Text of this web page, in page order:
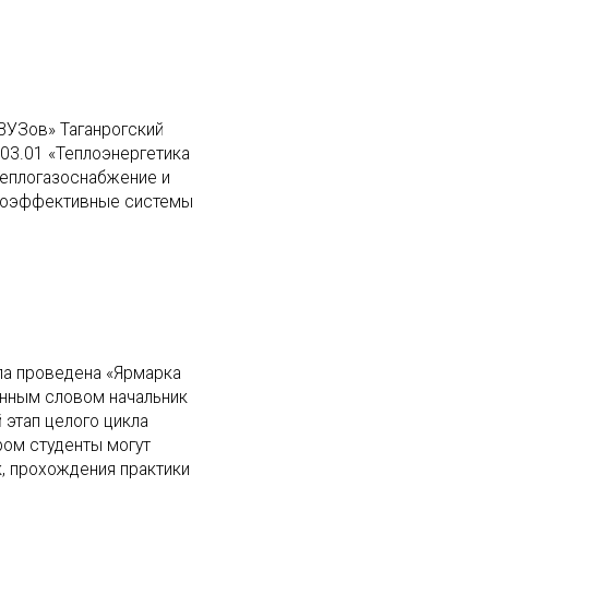
Таганрогский
«Теплоэнергетика
и
системы
проведена «Ярмарка
словом начальник
целого цикла
студенты могут
практики